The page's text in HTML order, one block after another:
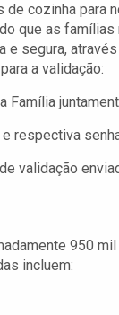
cozinha para
que as
segura,
a validação:
Família
respectiva
validação
950
incluem: